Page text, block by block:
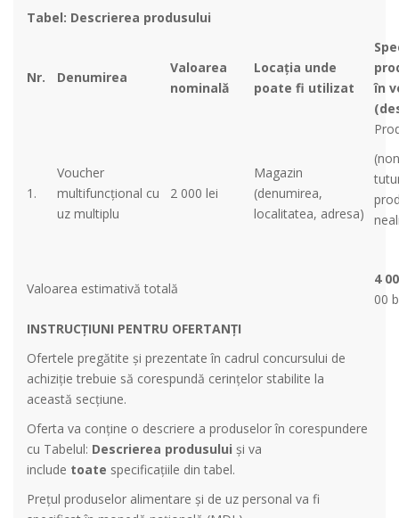
Tabel: Descrierea produsului
Nr. Denumirea
Valoarea
nominală
Locația unde
poate fi utilizat
în
1.
Voucher
multifuncțional cu
uz multiplu
2 000 lei
Magazin
(denumirea,
localitatea, adresa)
Valoarea estimativă totală
4
00
INSTRUCȚIUNI PENTRU OFERTANȚI
Ofertele pregătite și prezentate în cadrul concursului de
achiziție trebuie să corespundă cerințelor stabilite la
această secțiune.
Oferta va conține o descriere a produselor în corespundere
cu Tabelul: Descrierea produsului și va
include toate specificațiile din tabel.
Prețul produselor alimentare și de uz personal va fi